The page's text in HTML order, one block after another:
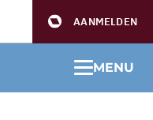
AANMELDEN
MENU